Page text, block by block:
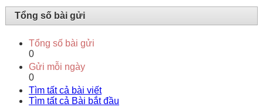
Tổng số bài gửi
Tổng số bài gửi
0
Gửi mỗi ngày
0
Tìm tất cả bài viết
Tìm tất cả Bài bắt đầu